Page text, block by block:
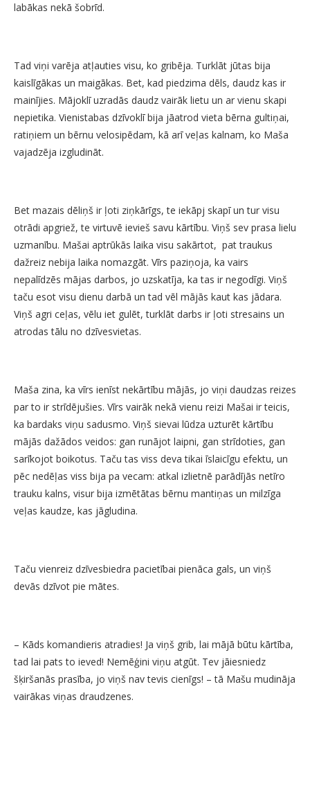
labākas nekā šobrīd.
Tad viņi varēja atļauties visu, ko gribēja. Turklāt jūtas bija
kaislīgākas un maigākas. Bet, kad piedzima dēls, daudz kas ir
mainījies. Mājoklī uzradās daudz vairāk lietu un ar vienu skapi
nepietika. Vienistabas dzīvoklī bija jāatrod vieta bērna gultiņai,
ratiņiem un bērnu velosipēdam, kā arī veļas kalnam, ko Maša
vajadzēja izgludināt.
Bet mazais dēliņš ir ļoti ziņkārīgs, te iekāpj skapī un tur visu
otrādi apgriež, te virtuvē ievieš savu kārtību. Viņš sev prasa lielu
uzmanību. Mašai aptrūkās laika visu sakārtot, pat traukus
dažreiz nebija laika nomazgāt. Vīrs paziņoja, ka vairs
nepalīdzēs mājas darbos, jo uzskatīja, ka tas ir negodīgi. Viņš
taču esot visu dienu darbā un tad vēl mājās kaut kas jādara.
Viņš agri ceļas, vēlu iet gulēt, turklāt darbs ir ļoti stresains un
atrodas tālu no dzīvesvietas.
Maša zina, ka vīrs ienīst nekārtību mājās, jo viņi daudzas reizes
par to ir strīdējušies. Vīrs vairāk nekā vienu reizi Mašai ir teicis,
ka bardaks viņu sadusmo. Viņš sievai lūdza uzturēt kārtību
mājās dažādos veidos: gan runājot laipni, gan strīdoties, gan
sarīkojot boikotus. Taču tas viss deva tikai īslaicīgu efektu, un
pēc nedēļas viss bija pa vecam: atkal izlietnē parādījās netīro
trauku kalns, visur bija izmētātas bērnu mantiņas un milzīga
veļas kaudze, kas jāgludina.
Taču vienreiz dzīvesbiedra pacietībai pienāca gals, un viņš
devās dzīvot pie mātes.
– Kāds komandieris atradies! Ja viņš grib, lai mājā būtu kārtība,
tad lai pats to ieved! Nemēģini viņu atgūt. Tev jāiesniedz
šķiršanās prasība, jo viņš nav tevis cienīgs! – tā Mašu mudināja
vairākas viņas draudzenes.